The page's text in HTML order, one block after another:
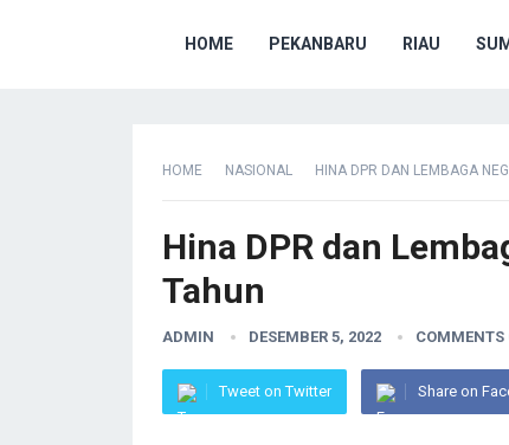
HOME PEKANBARU RIAU
HOME NASIONAL HINA DPR DAN LEMBAGA
Hina DPR dan
Tahun
ADMIN DESEMBER 5, 2022 COMMENTS
Tweet on Twitter Share on